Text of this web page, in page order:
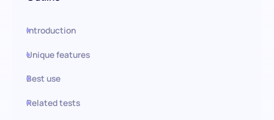
Introduction
Unique features
Best use
Related tests